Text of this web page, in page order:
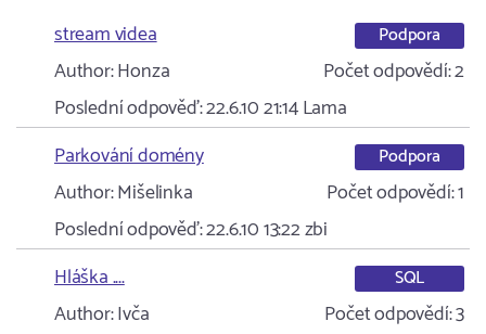
stream videa Podpora
Author:Honza Počet odpovědí:2
Poslední odpověď:22.6.10 21:14Lama
Parkování domény
Podpora
Author:Mišelinka Počet odpovědí:1
Poslední odpověď:22.6.10 13:22zbi
Hláška ....
SQL
Author:Ivča Počet odpovědí:3